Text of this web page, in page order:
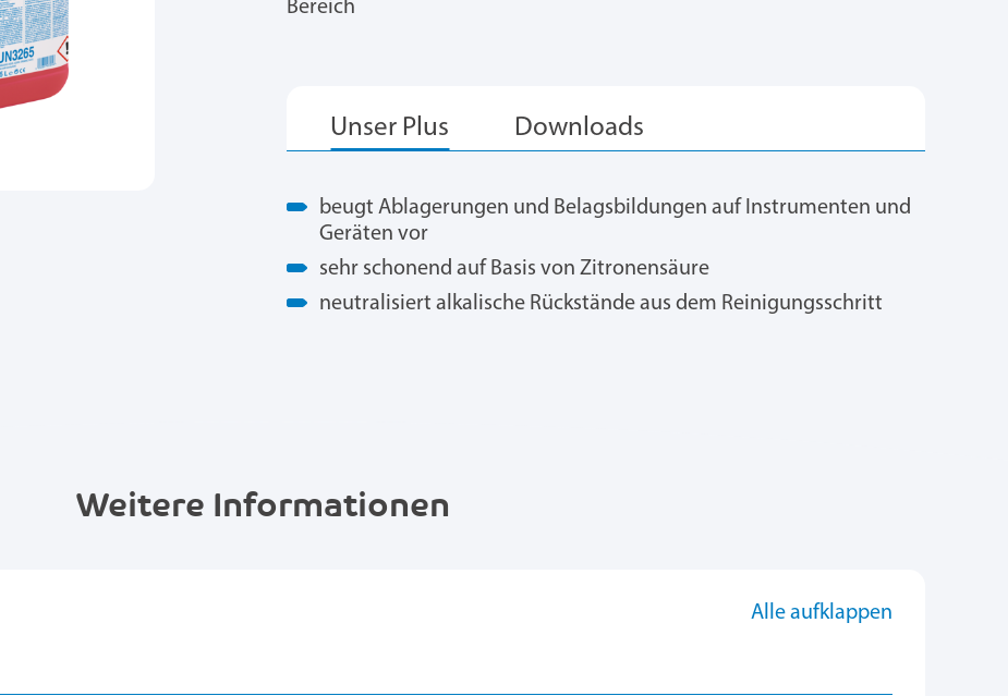
Bereich
beugt Ablagerungen und Belagsbildungen auf Instrumenten und
Geräten vor
sehr schonend auf Basis von Zitronensäure
neutralisiert alkalische Rückstände aus dem Reinigungsschritt
Weitere Informationen
Alle aufklappen